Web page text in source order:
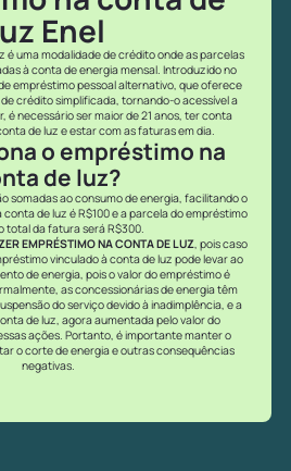
Enel
é uma modalidade de crédito onde as parcelas
à conta de energia mensal. Introduzido no
empréstimo pessoal alternativo, que oferece
crédito simplificada, tornando-o acessível a
é necessário ser maior de 21 anos, ter conta
de luz e estar com as faturas em dia.
o empréstimo na
de luz?
somadas ao consumo de energia, facilitando o
de luz é R$100 e a parcela do empréstimo
total da fatura será R$300​.
EMPRÉSTIMO NA CONTA DE LUZ, pois caso
vinculado à conta de luz pode levar ao
de energia, pois o valor do empréstimo é
as concessionárias de energia têm
do serviço devido à inadimplência, e a
de luz, agora aumentada pelo valor do
ações. Portanto, é importante manter o
o corte de energia e outras consequências
negativas.